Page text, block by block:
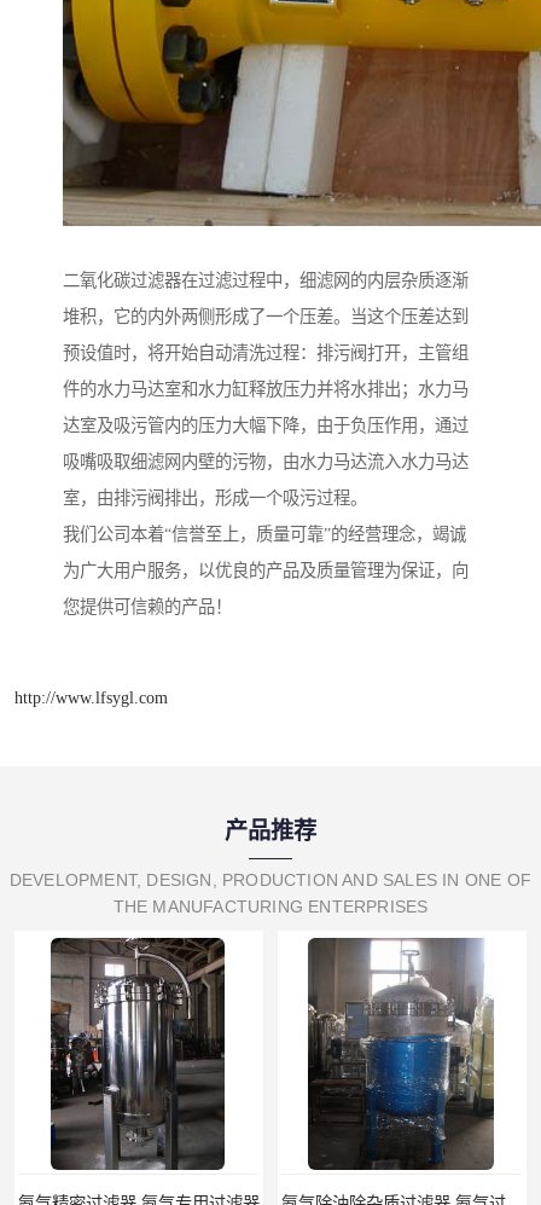
二氧化碳过滤器在过滤过程中，细滤网的内层杂质逐渐
堆积，它的内外两侧形成了一个压差。当这个压差达到
预设值时，将开始自动清洗过程：排污阀打开，主管组
件的水力马达室和水力缸释放压力并将水排出；水力马
达室及吸污管内的压力大幅下降，由于负压作用，通过
吸嘴吸取细滤网内壁的污物，由水力马达流入水力马达
室，由排污阀排出，形成一个吸污过程。
我们公司本着“信誉至上，质量可靠”的经营理念，竭诚
为广大用户服务，以优良的产品及质量管理为保证，向
您提供可信赖的产品！
http://www.lfsygl.com
产品推荐
DEVELOPMENT, DESIGN, PRODUCTION AND SALES IN ONE OF
THE MANUFACTURING ENTERPRISES